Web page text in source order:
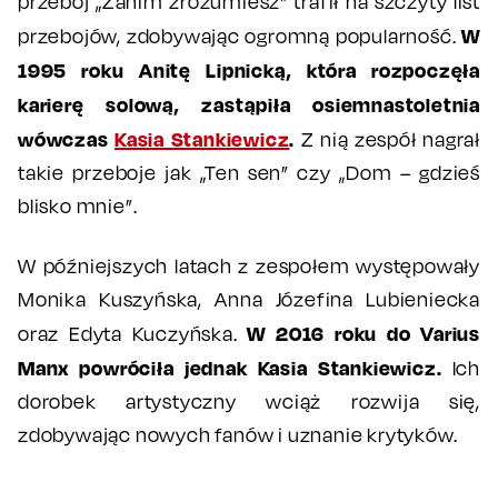
przebojów, zdobywając ogromną popularność.W
1995 roku Anitę Lipnicką, która rozpoczęła
karierę solową, zastąpiła osiemnastoletnia
wówczasKasia Stankiewicz. Z nią zespół nagrał
takie przeboje jak „Ten sen” czy „Dom – gdzieś
blisko mnie”.
W późniejszych latach z zespołem występowały
Monika Kuszyńska, Anna Józefina Lubieniecka
oraz Edyta Kuczyńska.W 2016 roku do Varius
Manx powróciła jednak Kasia Stankiewicz. Ich
dorobek artystyczny wciąż rozwija się,
zdobywając nowych fanów i uznanie krytyków.